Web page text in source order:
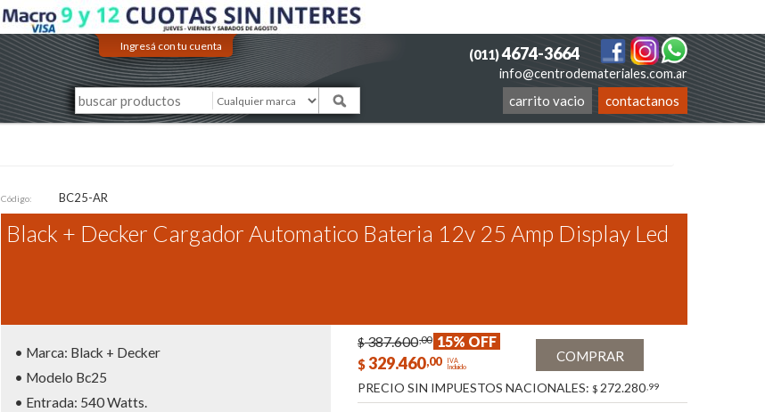
Ingresá con tu cuenta
info@centrodemateriales.com.ar
(011)4674-3664
contactanos
carrito vacio
Código: BC25-AR
Black + Decker Cargador Automatico Bateria 12v 25 Amp Display Led
$387.600,00 15% OFF
$329.460,00 IVA
Incluido
COMPRAR
PRECIO SIN IMPUESTOS NACIONALES: $ 272.280 ,99
• Marca: Black + Decker
• Modelo Bc25
• Entrada: 540 Watts.